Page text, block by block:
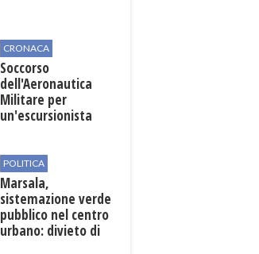
CRONACA
Soccorso
dell'Aeronautica
Militare per
un'escursionista
POLITICA
Marsala,
sistemazione verde
pubblico nel centro
urbano: divieto di